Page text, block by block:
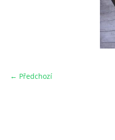
← Předchozí